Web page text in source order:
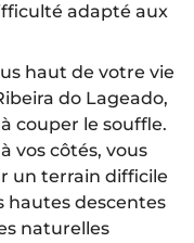
adapté aux
haut de votre vie
do Lageado,
couper le souffle.
vos côtés, vous
un terrain difficile
hautes descentes
naturelles